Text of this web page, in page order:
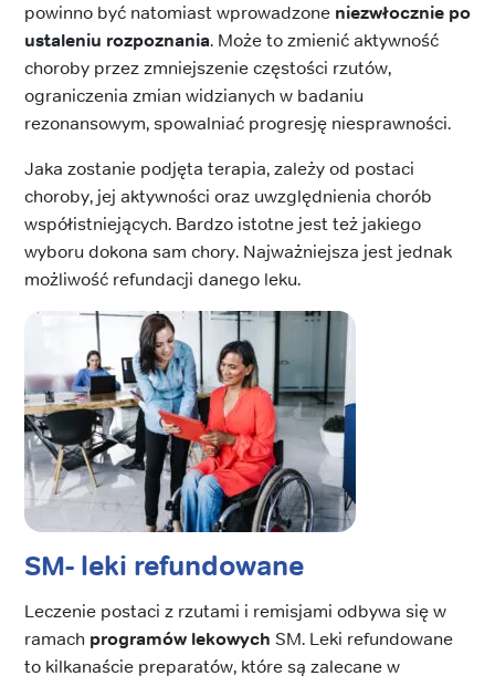
powinno być natomiast wprowadzone niezwłocznie po
ustaleniu rozpoznania. Może to zmienić aktywność
choroby przez zmniejszenie częstości rzutów,
ograniczenia zmian widzianych w badaniu
rezonansowym, spowalniać progresję niesprawności.
Jaka zostanie podjęta terapia, zależy od postaci
choroby, jej aktywności oraz uwzględnienia chorób
współistniejących. Bardzo istotne jest też jakiego
wyboru dokona sam chory. Najważniejsza jest jednak
możliwość refundacji danego leku.
SM- leki refundowane
Leczenie postaci z rzutami i remisjami odbywa się w
ramach programów lekowych SM. Leki refundowane
to kilkanaście preparatów, które są zalecane w